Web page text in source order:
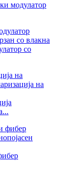
модулатор
со